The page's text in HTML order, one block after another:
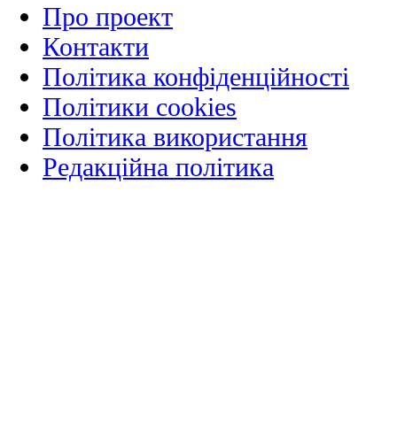
Про проект
Контакти
Політика конфіденційності
Політики cookies
Політика використання
Редакційна політика